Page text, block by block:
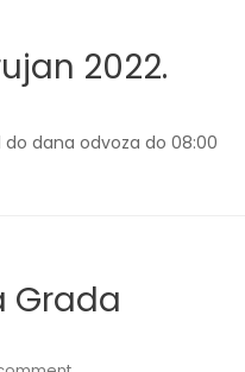
2022.
dana odvoza do 08:00
Grada